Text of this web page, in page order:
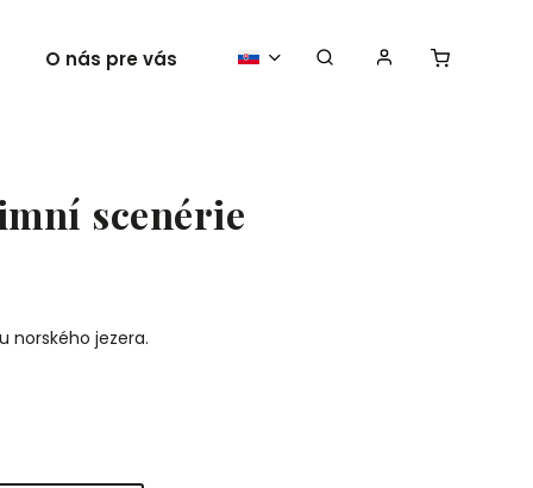
O nás pre vás Vaše plagáty
scenérie
norského jezera.